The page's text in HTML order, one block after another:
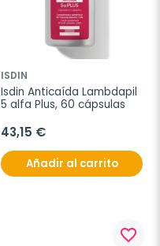
ISDIN
Isdin Anticaída Lambdapil
5 alfa Plus, 60 cápsulas
43,15 €
Añadir al carrito
favorite_border